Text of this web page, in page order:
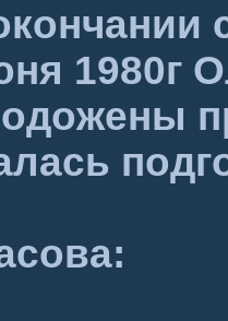
1980г